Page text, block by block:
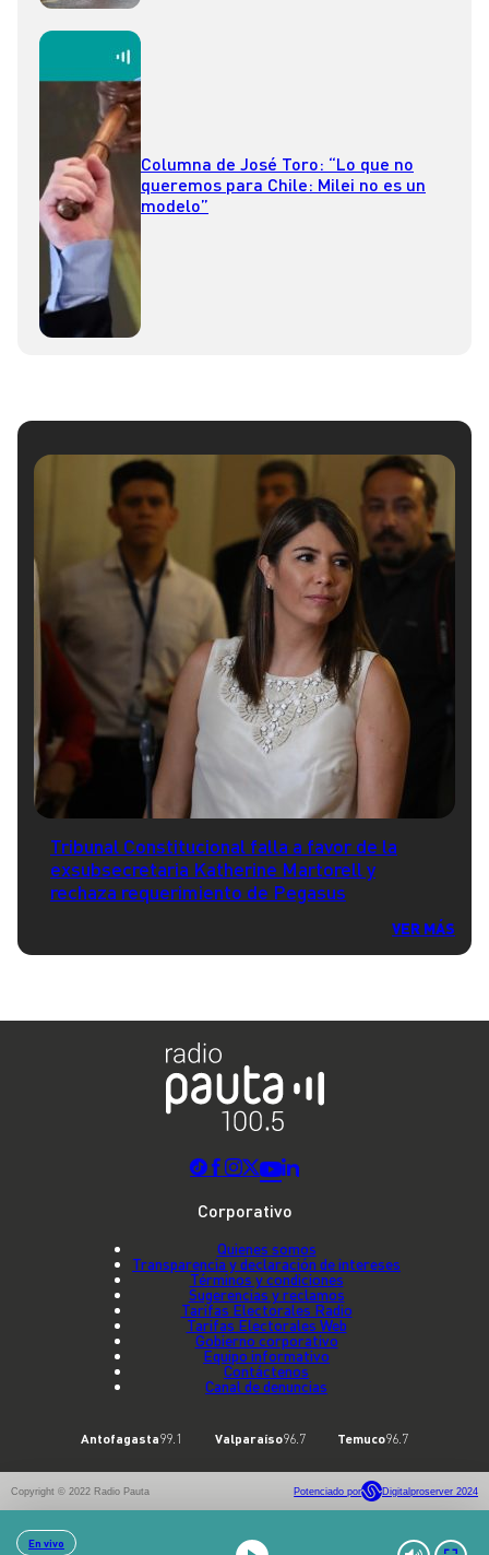
Columna de José Toro: “Lo que no
queremos para Chile: Milei no es un
modelo”
Tribunal Constitucional falla a favor de la
exsubsecretaria Katherine Martorell y
rechaza requerimiento de Pegasus
VER MÁS
En vivo
Corporativo
Quienes somos
Transparencia y declaración de intereses
Términos y condiciones
Sugerencias y reclamos
Tarifas Electorales Radio
Tarifas Electorales Web
Gobierno corporativo
Equipo informativo
Contáctenos
Canal de denuncias
Antofagasta99.1 Valparaíso96.7 Temuco96.7
Copyright © 2022 Radio Pauta Potenciado por Digitalproserver 2024